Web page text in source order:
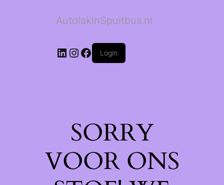
AutolakInSpuitbus.nl
LinkedIn
Instagram
Facebook
Login
SORRY
VOOR ONS